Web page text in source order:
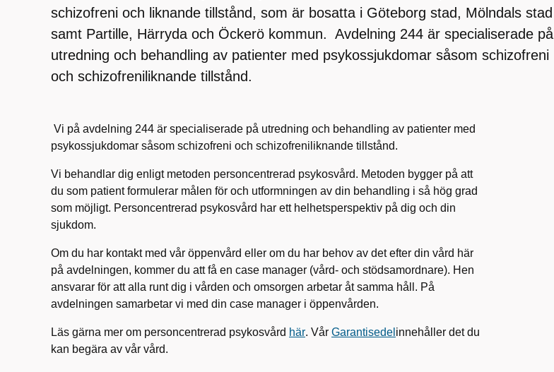
schizofreni och liknande tillstånd, som är bosatta i Göteborg stad, Mölndals stad
samt Partille, Härryda och Öckerö kommun. Avdelning 244 är specialiserade på
utredning och behandling av patienter med psykossjukdomar såsom schizofreni
och schizofreniliknande tillstånd.
Vi på avdelning 244 är specialiserade på utredning och behandling av patienter med
psykossjukdomar såsom schizofreni och schizofreniliknande tillstånd.
Vi behandlar dig enligt metoden personcentrerad psykosvård. Metoden bygger på att
du som patient formulerar målen för och utformningen av din behandling i så hög grad
som möjligt. Personcentrerad psykosvård har ett helhetsperspektiv på dig och din
sjukdom.
Om du har kontakt med vår öppenvård eller om du har behov av det efter din vård här
på avdelningen, kommer du att få en case manager (vård- och stödsamordnare). Hen
ansvarar för att alla runt dig i vården och omsorgen arbetar åt samma håll. På
avdelningen samarbetar vi med din case manager i öppenvården.
Läs gärna mer om personcentrerad psykosvård här. Vår Garantisedel innehåller det du
kan begära av vår vård.